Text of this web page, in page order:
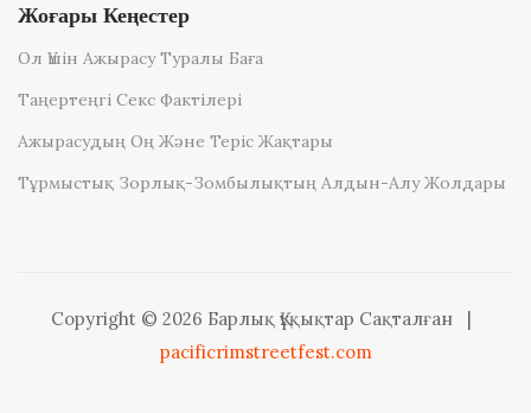
Жоғары Кеңестер
Ол Үшін Ажырасу Туралы Баға
Таңертеңгі Секс Фактілері
Ажырасудың Оң Және Теріс Жақтары
Тұрмыстық Зорлық-Зомбылықтың Алдын-Алу Жолдары
Copyright © 2026 Барлық Құқықтар Сақталған
pacificrimstreetfest.com